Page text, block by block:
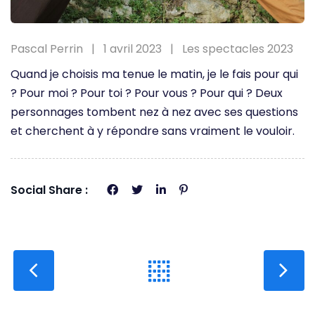
Pascal Perrin 1 avril 2023
Les spectacles 2023
Quand je choisis ma tenue le matin, je le fais pour qui
? Pour moi ? Pour toi ? Pour vous ? Pour qui ? Deux
personnages tombent nez à nez avec ses questions
et cherchent à y répondre sans vraiment le vouloir.
Social Share :